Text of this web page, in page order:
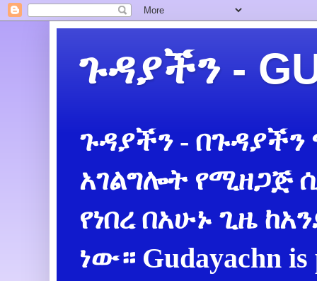
ጉዳያችን -
ጉዳያችን -
አገልግሎት የሚዘጋጅ
የነበረ በአሁኑ ጊዜ
ነው። Gudayachn is